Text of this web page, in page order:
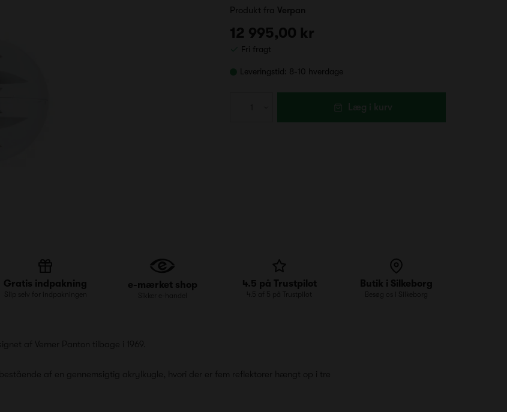
Produkt fra Verpan
12 995,00 kr
Fri fragt
Leveringstid: 8-10 hverdage
Læg i kurv
Gratis indpakning
Slip selv for indpakningen
e-mærket shop
Sikker e-handel
4.5 på Trustpilot
4.5 af 5 på Trustpilot
Butik i Silkeborg
Besøg os i Silkeborg
af Verner Panton tilbage i 1969.
af en gennemsigtig akrylkugle, hvori der er fem reflektorer hængt op i tre